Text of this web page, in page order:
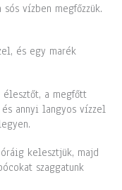
vízben megfőzzük.
és egy marék
élesztőt, a megfőtt
annyi langyos vízzel
kelesztjük, majd
szaggatunk